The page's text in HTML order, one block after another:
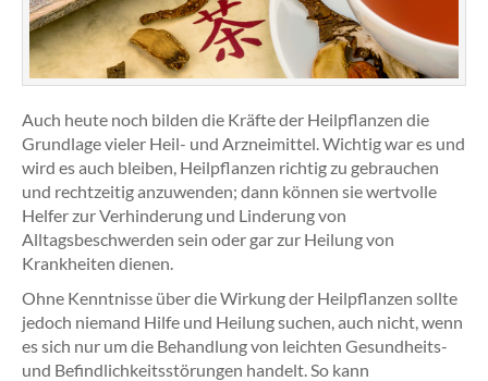
Auch heute noch bilden die Kräfte der Heilpflanzen die
Grundlage vieler Heil- und Arzneimittel. Wichtig war es und
wird es auch bleiben, Heilpflanzen richtig zu gebrauchen
und rechtzeitig anzuwenden; dann können sie wertvolle
Helfer zur Verhinderung und Linderung von
Alltagsbeschwerden sein oder gar zur Heilung von
Krankheiten dienen.
Ohne Kenntnisse über die Wirkung der Heilpflanzen sollte
jedoch niemand Hilfe und Heilung suchen, auch nicht, wenn
es sich nur um die Behandlung von leichten Gesundheits-
und Befindlichkeitsstörungen handelt. So kann